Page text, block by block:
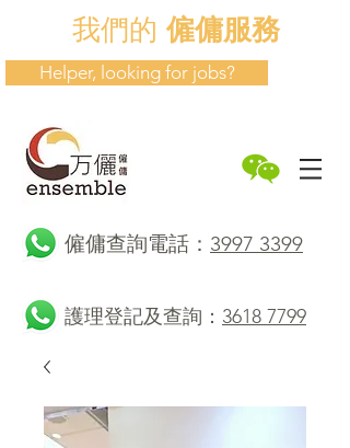
我們的僱傭服務
Helper, looking for jobs?
​僱傭查詢電話： 3997 3399
護理登記及查詢： 3618 7799